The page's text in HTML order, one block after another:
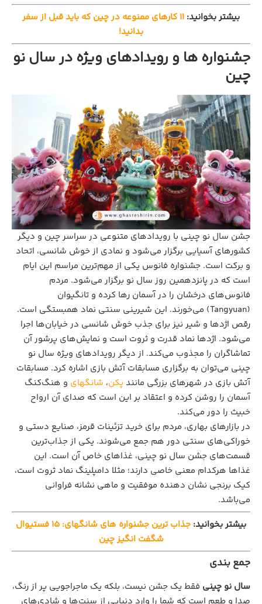
بیشتر بخوانید:
۱۱ کارهای ممنوعه در چین که باید قبل از سفر
بدانید!
جشنواره‌ ها و رویدادهای ویژه در سال نو
چین
جشن سال نو چینی با رویدادهای متنوعی در سراسر چین و دیگر
کشورهای آسیایی برگزار می‌شود و نمادی از خوش شانسی، اتحاد
و برکت است. جشنواره فانوس یکی از مهم‌ترین مراسم این ایام
است که در پانزدهمین روز سال نو برگزار می‌شود. مردم
فانوس‌های درخشان را در آسمان رها کرده و تانگیوان
(Tangyuan) می‌خورند. این شیرینی سنتی نماد همبستگی است.
رقص اژدها و شیر نیز برای جذب خوش شانسی در خیابان‌ها اجرا
می‌شود. اژدها نماد قدرت و ثروت است و نمایش‌های پرشور آن
تماشاگران را مجذوب می‌کند. از دیگر رویدادهای ویژه سال نو
چینی می‌توان به برگزاری مسابقات آتش بازی اشاره کرد. مسابقات
آتش‌ بازی در شهرهای بزرگی مانند پکن، شانگهای و هنگ‌کنگ
آسمان را روشن کرده و اعتقاد بر این است که صدای آن ارواح
خبیث را دور می‌کند.
در بازارهای بهاری، مردم برای خرید تزئینات قرمز، صنایع دستی و
خوراکی‌های سنتی دور هم جمع می‌شوند. یکی از جذاب‌ترین
قسمت‌های جشن سال نو چینی، غذاهای خاص آن است. این
غذاها هرکدام معنی خاصی دارند؛ مثلا دامپلینگ نماد ثروت است،
کیک برنجی نشان دهنده موفقیت و ماهی نشانه فراوانی
می‌باشد.
بیشتر بخوانید:
جذاب ترین جشنواره های شانگهای: ۱۵ فستیوال
شگفت انگیز چین
جمع بندی
سال نو چینی فقط یک جشن نیست، بلکه یک ماجراجویی پر از رنگ،
صدا و طعم است که شما را وارد دنیایی از سنت‌ها و شادی‌های